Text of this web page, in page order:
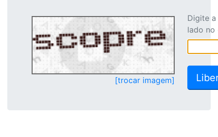
[trocar imagem]
Digite
lado no